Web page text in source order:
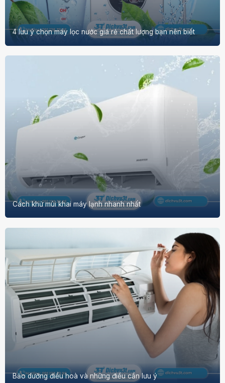
4 lưu ý chọn máy lọc nước giá rẻ chất lượng bạn nên biết
Cách khử mùi khai máy lạnh nhanh nhất
Bảo dưỡng điều hoà và những điều cần lưu ý